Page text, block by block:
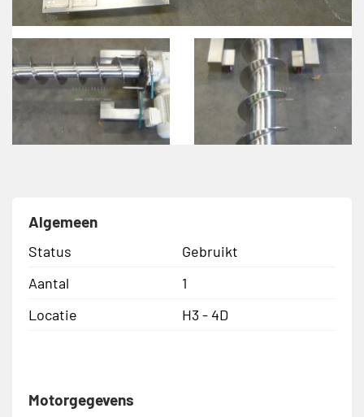
Algemeen
Status
Gebruikt
Aantal
1
Locatie
H3 - 4D
Motorgegevens